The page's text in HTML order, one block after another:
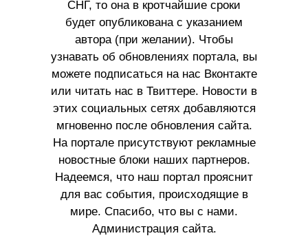
СНГ, то она в кротчайшие сроки
будет опубликована с указанием
автора (при желании). Чтобы
узнавать об обновлениях портала, вы
можете подписаться на нас Вконтакте
или читать нас в Твиттере. Новости в
этих социальных сетях добавляются
мгновенно после обновления сайта.
На портале присутствуют рекламные
новостные блоки наших партнеров.
Надеемся, что наш портал прояснит
для вас события, происходящие в
мире. Спасибо, что вы с нами.
Администрация сайта.